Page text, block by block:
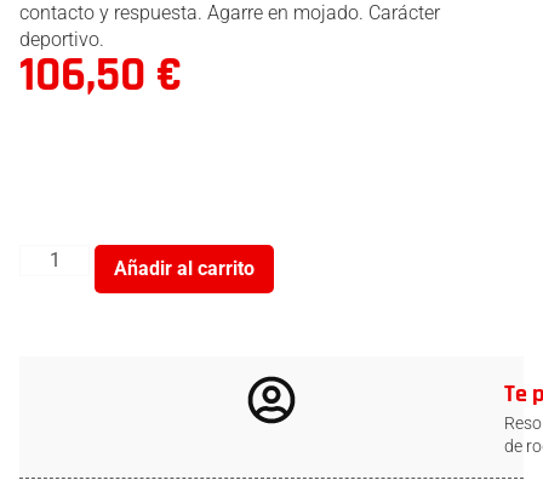
contacto y respuesta. Agarre en mojado. Carácter
deportivo.
106,50 €
Añadir al carrito
Te
de